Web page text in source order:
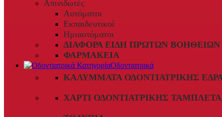
Απινιδωτές
Αυτόματοι
Εκπαιδευτικοί
Ημιαυτόματοι
ΔΙΆΦΟΡΑ ΕΊΔΗ ΠΡΏΤΩΝ ΒΟΗΘΕΙΏΝ
ΦΑΡΜΑΚΕΊΑ
Οδοντιατρικά
ΚΑΛΎΜΜΑΤΑ ΟΔΟΝΤΙΑΤΡΙΚΉΣ
ΧΑΡΤΊ ΟΔΟΝΤΙΑΤΡΙΚΉΣ